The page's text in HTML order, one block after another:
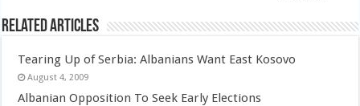
Related Articles
Tearing Up of Serbia: Albanians Want East Kosovo
August 4, 2009
Albanian Opposition To Seek Early Elections